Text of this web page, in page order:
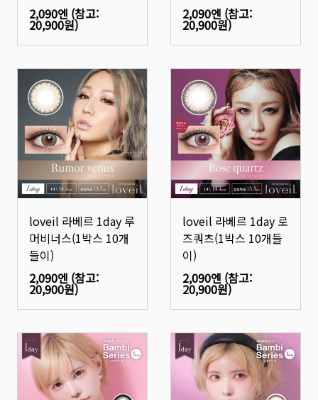
2,090엔 (참고:
20,900원)
2,090엔 (참고:
20,900원)
loveil 라베르 1day 루
머비너스(1박스 10개
들이)
2,090엔 (참고:
20,900원)
loveil 라베르 1day 로
즈쿼츠(1박스 10개들
이)
2,090엔 (참고:
20,900원)